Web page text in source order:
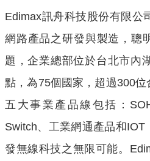
Edimax訊舟科技股份有限公
網路產品之研發與製造，聰
題，企業總部位於台北市內
點，為75個國家，超過300位
五大事業產品線包括：
Switch、工業網通產品和IOT
發無線科技之無限可能。